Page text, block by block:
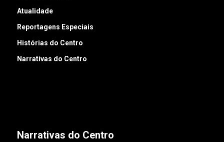
Atualidade
Reportagens Especiais
Histórias do Centro
Narrativas do Centro
Narrativas do Centro